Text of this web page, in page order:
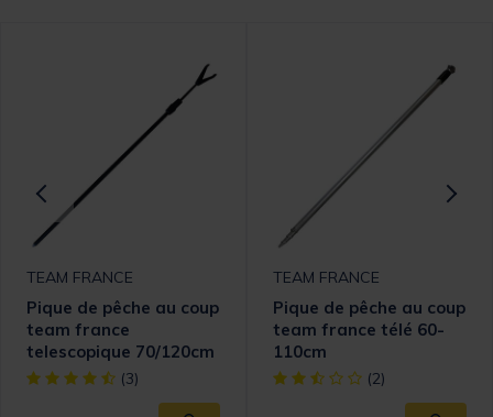
TEAM FRANCE
Pique de pêche au coup
team france
telescopique 70/120cm
[object Object] out of 5 Customer Rating
(3)
TEAM FRANCE
Pique de pêche au coup
team france télé 60-
110cm
[object Object] out of 5
(2)